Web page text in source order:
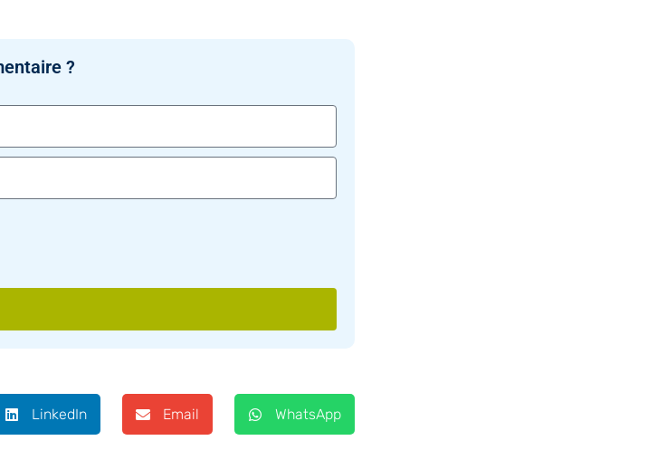
?
LinkedIn Email WhatsApp